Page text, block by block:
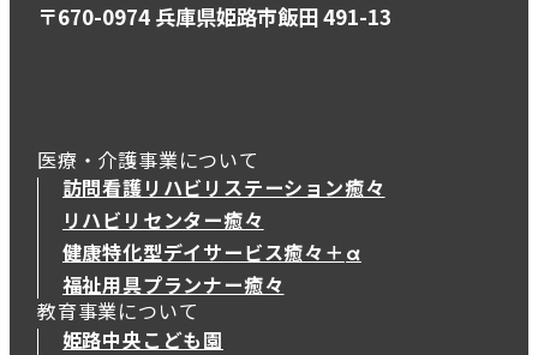
〒670-0974 兵庫県姫路市飯田 491-13
医療・介護事業について
訪問看護リハビリステーション癒々
リハビリセンター癒々
健康特化型デイサービス癒々＋ α
健康特化型デイサービス癒々＋
福祉用具プランナー癒々
教育事業について
姫路中央こども園